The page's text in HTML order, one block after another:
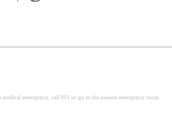
emergency, call 911 or go to the nearest emergency room